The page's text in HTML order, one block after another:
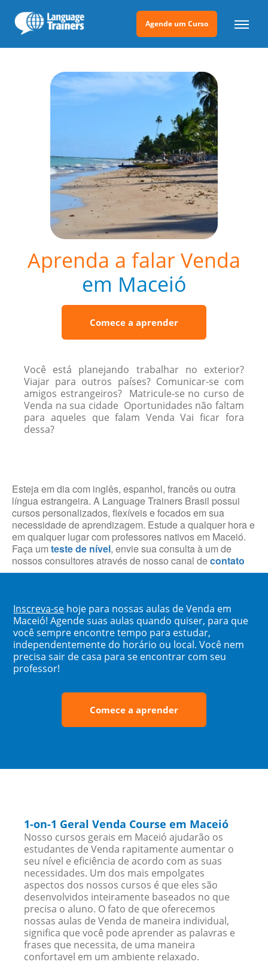
Agende um Curso
Aprenda a falar Venda
em Maceió
Comece a aprender
Você está planejando trabalhar no exterior?
Viajar para outros países? Comunicar-se com
amigos estrangeiros? Matricule-se no curso de
Venda na sua cidade Oportunidades não faltam
para aqueles que falam Venda Vai ficar fora
dessa?
Esteja em dia com inglês, espanhol, francês ou outra
língua estrangeira. A Language Trainers Brasil possui
cursos personalizados, flexíveis e focados em sua
necessidade de aprendizagem. Estude a qualquer hora e
em qualquer lugar com professores nativos em Maceió.
Faça um teste de nível, envie sua consulta à um de
nossos consultores através de nosso canal decontato
Inscreva-se hoje para nossas aulas de Venda em
Maceió! Agende suas aulas quando quiser, para que
você sempre encontre tempo para estudar,
independentemente do horário ou local. Você nem
precisa sair de casa para se encontrar com seu
professor!
Comece a aprender
1-on-1 Geral Venda Course em Maceió
Nosso cursos gerais em Maceió ajudarão os
estudantes de Venda rapitamente aumentar o
seu nível e eficiência de acordo com as suas
necessidades. Um dos mais empolgates
aspectos dos nossos cursos é que eles são
desenvolvidos inteiramente baseados no que
precisa o aluno. O fato de que oferecemos
nossas aulas de Venda de maneira individual,
significa que você pode aprender as palavras e
frases que necessita, de uma maneira
confortavel em um ambiente relaxado.